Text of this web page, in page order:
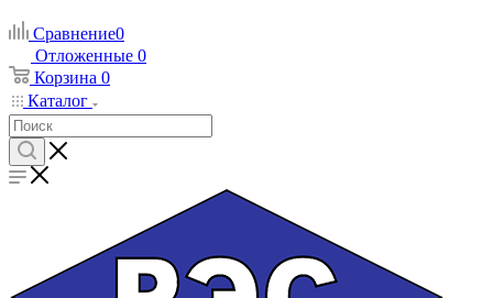
Сравнение0
Отложенные 0
Корзина 0
Каталог